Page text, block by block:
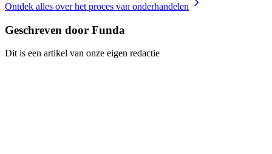
Ontdek alles over het proces van onderhandelen
Geschreven door Funda
Dit is een artikel van onze eigen redactie